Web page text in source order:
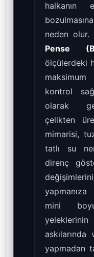
halkanın
neden olur.
Pense
ölçülerdeki
kontrol
olarak
çelikten
mimarisi,
tatlı su
direnç
mini
askılarında
yapmadan